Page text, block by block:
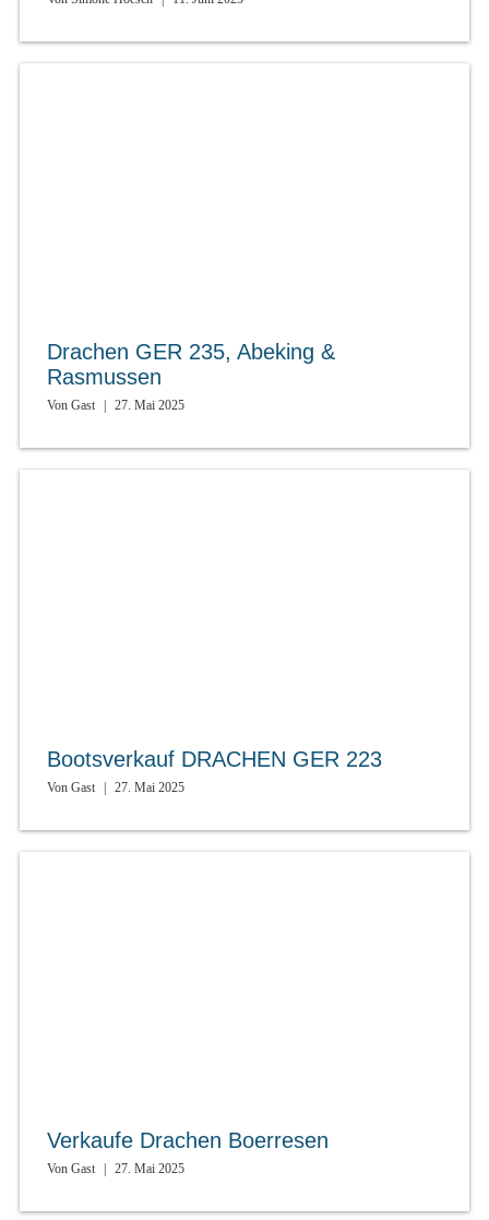
Drachen GER 235, Abeking &
Rasmussen
Von Gast 27. Mai 2025
Bootsverkauf DRACHEN GER 223
Von Gast | 27. Mai 2025
Verkaufe Drachen Boerresen
Von Gast | 27. Mai 2025